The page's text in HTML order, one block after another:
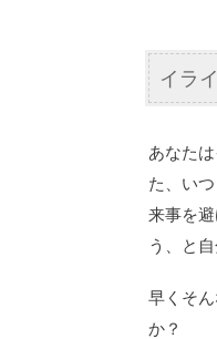
イラ
あなた
た、い
来事を
う、と
早くそ
か？